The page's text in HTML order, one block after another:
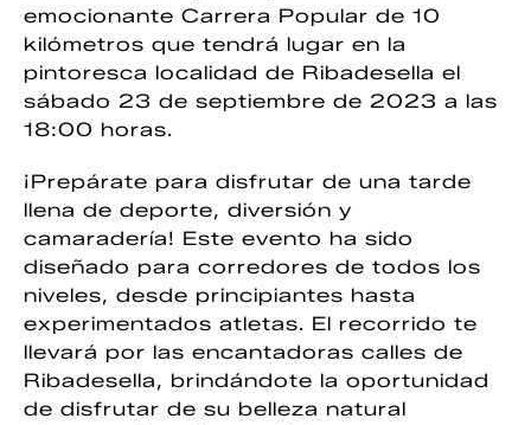
emocionante Carrera Popular de 10
kilómetros que tendrá lugar en la
pintoresca localidad de Ribadesella el
sábado 23 de septiembre de 2023 a las
18:00 horas.
¡Prepárate para disfrutar de una tarde
llena de deporte, diversión y
camaradería! Este evento ha sido
diseñado para corredores de todos los
niveles, desde principiantes hasta
experimentados atletas. El recorrido te
llevará por las encantadoras calles de
Ribadesella, brindándote la oportunidad
de disfrutar de su belleza natural